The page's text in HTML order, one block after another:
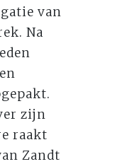
van
Na
zijn
raakt
Zandt